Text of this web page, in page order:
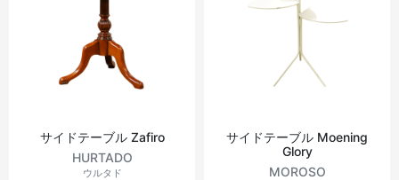
サイドテーブル Zafiro
HURTADO
ウルタド
サイドテーブル Moening
Glory
MOROSO